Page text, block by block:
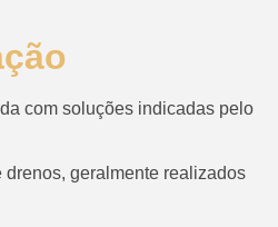
com soluções indicadas pelo
geralmente realizados